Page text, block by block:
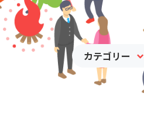
ファッション
スポーツ
まちづくり・地域活性化
カテゴリー